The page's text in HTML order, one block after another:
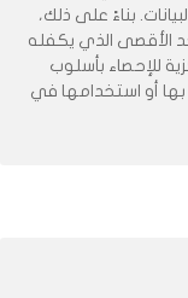
بناءً على ذلك،
الأقصى الذي يكفله
للإحصاء بأسلوب
أو استخدامها في